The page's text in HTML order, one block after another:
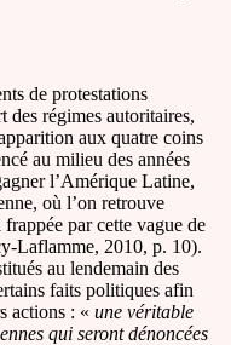
de protestations
des régimes autoritaires,
aux quatre coins
au milieu des années
l’Amérique Latine,
où l’on retrouve
par cette vague de
Laflamme, 2010, p. 10).
au lendemain des
faits politiques afin
actions : « une véritable
qui seront dénoncées